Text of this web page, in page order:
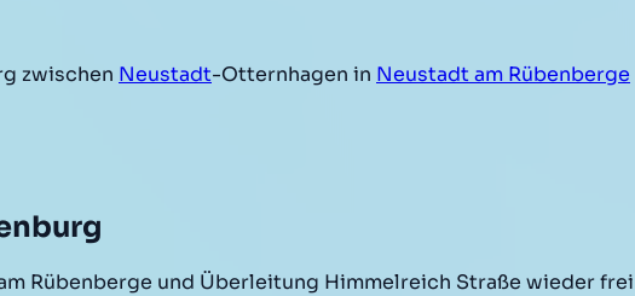
zwischen Neustadt-Otternhagen in Neustadt am Rübenberge
Rübenberge und Überleitung Himmelreich Straße wieder frei